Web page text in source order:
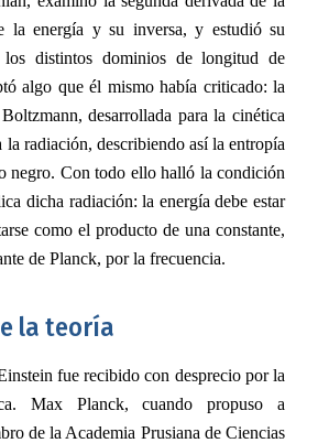
la energía y su inversa, y estudió su
los distintos dominios de longitud de
algo que él mismo había criticado: la
desarrollada para la cinética
la radiación, describiendo así la entropía
negro. Con todo ello halló la condición
dicha radiación:la energía debe estar
como el producto de una constante,
de Planck, por la frecuencia.
la teoría
fue recibido con desprecio por la
Max Planck, cuando propuso a
de la Academia Prusiana de Ciencias